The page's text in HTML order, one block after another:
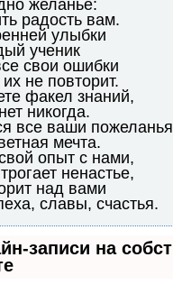
желанье:
радость вам.
улыбки
ученик
свои ошибки
не повторит.
факел знаний,
никогда.
все ваши
мечта.
опыт с нами,
ненастье,
над вами
славы, счастья.
записи на